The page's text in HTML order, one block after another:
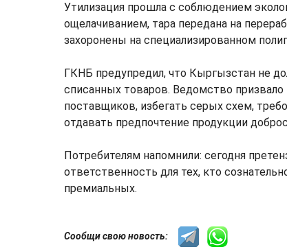
Утилизация прошла с соблюдением
ощелачиванием, тара передана на
захоронены на специализированном
ГКНБ предупредил, что Кыргызстан не
списанных товаров. Ведомство
поставщиков, избегать серых схем,
отдавать предпочтение продукции
Потребителям напомнили: сегодня
ответственность для тех, кто
премиальных.
Сообщи свою новость: